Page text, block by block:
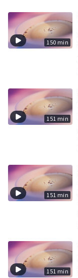
150 min
151 min
151 min
151 min